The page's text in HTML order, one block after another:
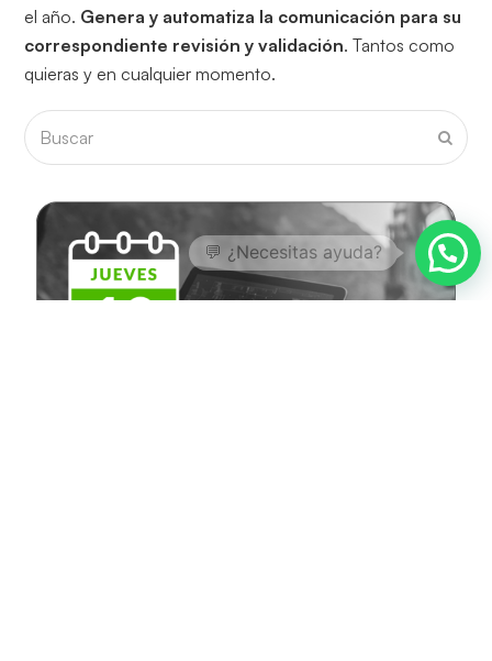
el año. Genera y automatiza la comunicación para su
correspondiente revisión y validación. Tantos como
quieras y en cualquier momento.
Buscar